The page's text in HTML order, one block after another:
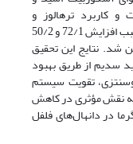
و کاربرد ترهالوز و
هیدروسولفید سدیم در دمای بالا به ترتیب سبب افزایش 72/1 و 50/2
شد. نتایج این تحقیق
سدیم از طریق بهبود
تقویت سیستم
نقش مؤثری در کاهش
در دانهال‌های فلفل